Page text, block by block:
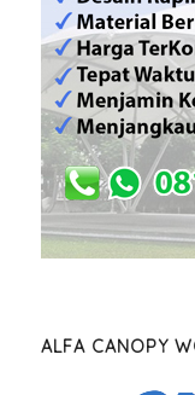
ALFA CANOPY